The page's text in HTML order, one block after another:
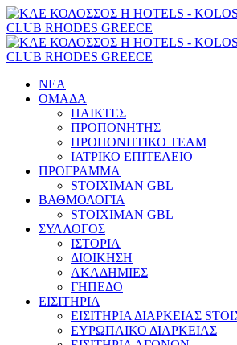
ΝΕΑ
ΟΜΑΔΑ
ΠΑΙΚΤΕΣ
ΠΡΟΠΟΝΗΤΗΣ
ΠΡΟΠΟΝΗΤΙΚΟ TEAM
ΙΑΤΡΙΚΟ ΕΠΙΤΕΛΕΙΟ
ΠΡΟΓΡΑΜΜΑ
STOIXIMAN GBL
ΒΑΘΜΟΛΟΓΙΑ
STOIXIMAN GBL
ΣΥΛΛΟΓΟΣ
ΙΣΤΟΡΙΑ
ΔΙΟΙΚΗΣΗ
ΑΚΑΔΗΜΙΕΣ
ΓΗΠΕΔΟ
ΕΙΣΙΤΗΡΙΑ
ΕΙΣΙΤΗΡΙΑ ΔΙΑΡΚΕΙΑΣ
ΕΥΡΩΠΑΙΚΟ ΔΙΑΡΚΕΙΑΣ